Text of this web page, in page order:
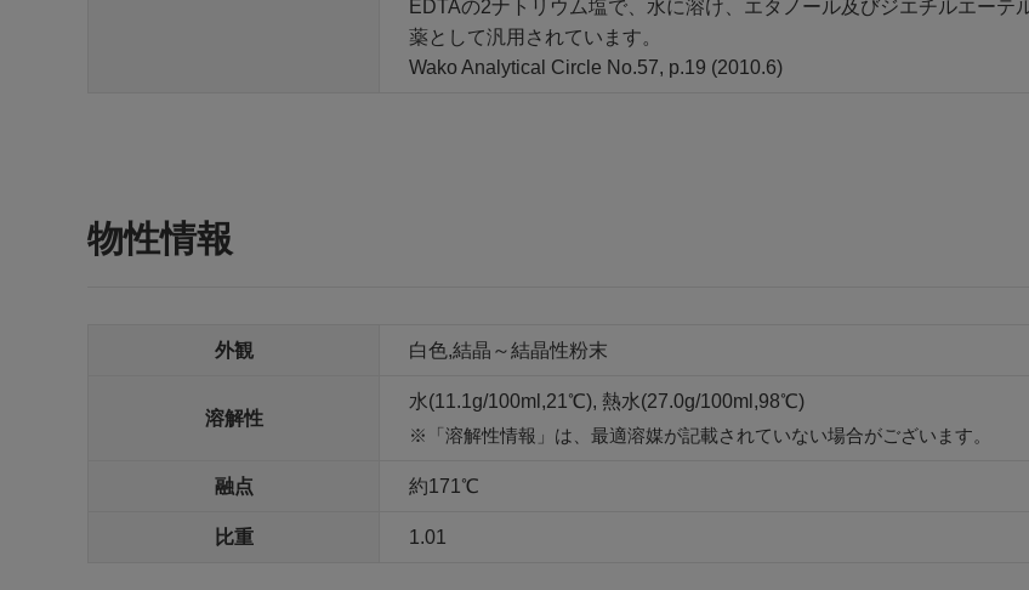
EDTAの2ナトリウム塩で、水に溶け、エタノール及びジエチルエー
薬として汎用されています。
Wako Analytical Circle No.57, p.19 (2010.6)
物性情報
外観 白色,結晶～結晶性粉末
溶解性
水(11.1g/100ml,21℃), 熱水(27.0g/100ml,98℃)
「溶解性情報」は、最適溶媒が記載されていない場合がございます。
融点 約171℃
比重 1.01